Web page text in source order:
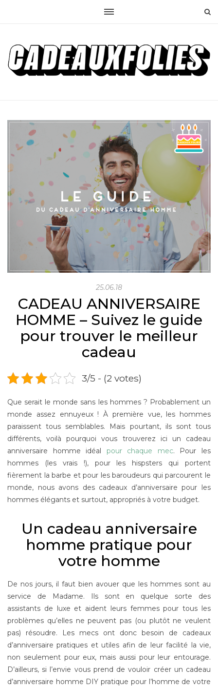
25.06.18
CADEAU ANNIVERSAIRE
HOMME – Suivez le guide
pour trouver le meilleur
cadeau
3/5 - (2 votes)
Que serait le monde sans les hommes ? Probablement un
monde assez ennuyeux ! À première vue, les hommes
paraissent tous semblables. Mais pourtant, ils sont tous
différents, voilà pourquoi vous trouverez ici un cadeau
anniversaire homme idéal pour chaque mec. Pour les
hommes (les vrais !), pour les hispsters qui portent
fièrement la barbe et pour les baroudeurs qui parcourent le
monde, nous avons des cadeaux d’anniversaire pour les
hommes élégants et surtout, appropriés à votre budget.
Un cadeau anniversaire
homme pratique pour
votre homme
De nos jours, il faut bien avouer que les hommes sont au
service de Madame. Ils sont en quelque sorte des
assistants de luxe et aident leurs femmes pour tous les
problèmes qu’elles ne peuvent pas (ou plutôt ne veulent
pas) résoudre. Les mecs ont donc besoin de cadeaux
d’anniversaire pratiques et utiles afin de leur facilité la vie,
non seulement pour eux, mais aussi pour leur entourage.
D’ailleurs, si l’envie vous prend de vouloir créer un cadeau
d’anniversaire homme DIY pratique pour l’homme de votre